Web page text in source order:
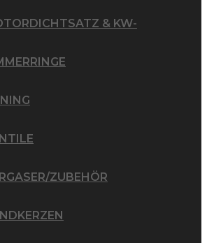
& KW-
ZUBEHÖR